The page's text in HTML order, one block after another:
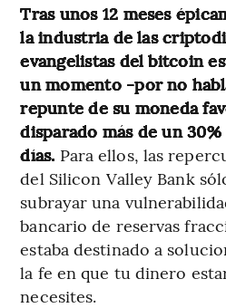
Tras unos 12 meses
la industria de las
evangelistas del bitcoin
un momento -por no
repunte de su moneda
disparado más de un
días. Para ellos, las
del Silicon Valley Bank
subrayar una
bancario de reservas
estaba destinado a
la fe en que tu dinero
necesites.